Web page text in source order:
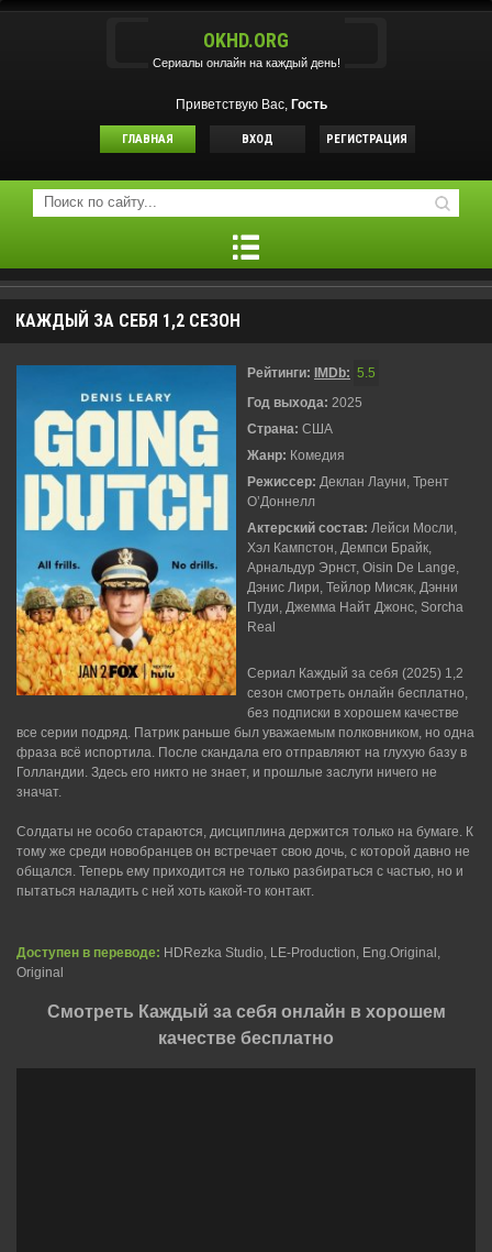
OKHD.ORG
Сериалы онлайн на каждый день!
Приветствую Вас, Гость
ГЛАВНАЯ ВХОД РЕГИСТРАЦИЯ
КАЖДЫЙ ЗА СЕБЯ 1,2 СЕЗОН
Рейтинги: IMDb: 5.5
Год выхода: 2025
Страна: США
Жанр: Комедия
Режиссер: Деклан Лауни, Трент
О’Доннелл
Актерский состав: Лейси Мосли,
Хэл Кампстон, Демпси Брайк,
Арнальдур Эрнст, Oisin De Lange,
Дэнис Лири, Тейлор Мисяк, Дэнни
Пуди, Джемма Найт Джонс, Sorcha
Real
Сериал Каждый за себя (2025) 1,2
сезон смотреть онлайн бесплатно,
без подписки в хорошем качестве
все серии подряд. Патрик раньше был уважаемым полковником, но одна
фраза всё испортила. После скандала его отправляют на глухую базу в
Голландии. Здесь его никто не знает, и прошлые заслуги ничего не
значат.
Солдаты не особо стараются, дисциплина держится только на бумаге. К
тому же среди новобранцев он встречает свою дочь, с которой давно не
общался. Теперь ему приходится не только разбираться с частью, но и
пытаться наладить с ней хоть какой-то контакт.
Доступен в переводе: HDRezka Studio, LE-Production, Eng.Original,
Original
Смотреть Каждый за себя онлайн в хорошем
качестве бесплатно